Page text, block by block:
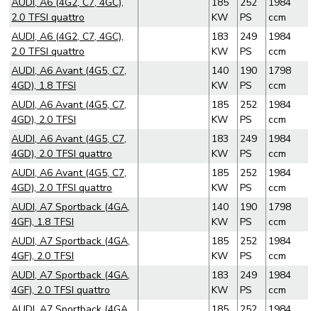
2.0 TFSI quattro
KW
PS
ccm
AUDI, A6 (4G2, C7, 4GC),
2.0 TFSI quattro
183
KW
249
PS
1984
ccm
AUDI, A6 Avant (4G5, C7,
4GD), 1.8 TFSI
140
KW
190
PS
1798
ccm
AUDI, A6 Avant (4G5, C7,
4GD), 2.0 TFSI
185
KW
252
PS
1984
ccm
AUDI, A6 Avant (4G5, C7,
4GD), 2.0 TFSI quattro
183
KW
249
PS
1984
ccm
AUDI, A6 Avant (4G5, C7,
4GD), 2.0 TFSI quattro
185
KW
252
PS
1984
ccm
AUDI, A7 Sportback (4GA,
4GF), 1.8 TFSI
140
KW
190
PS
1798
ccm
AUDI, A7 Sportback (4GA,
4GF), 2.0 TFSI
185
KW
252
PS
1984
ccm
AUDI, A7 Sportback (4GA,
4GF), 2.0 TFSI quattro
183
KW
249
PS
1984
ccm